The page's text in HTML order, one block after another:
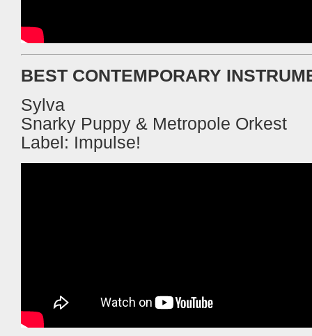
BEST CONTEMPORARY
Sylva
Snarky Puppy & Metropole Orkest
Label: Impulse!